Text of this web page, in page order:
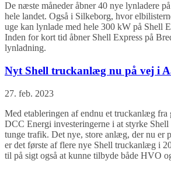
De næste måneder åbner 40 nye lynladere
hele landet. Også i Silkeborg, hvor
uge kan lynlade med hele 300 kW på Shell
Inden for kort tid åbner Shell Express på
lynladning.
Nyt Shell truckanlæg nu på vej i
27. feb. 2023
Med etableringen af endnu et truckanlæg
DCC Energi investeringerne i at styrke
tunge trafik. Det nye, store anlæg, der nu er
er det første af flere nye Shell truckanlæg i
til på sigt også at kunne tilbyde både HVO